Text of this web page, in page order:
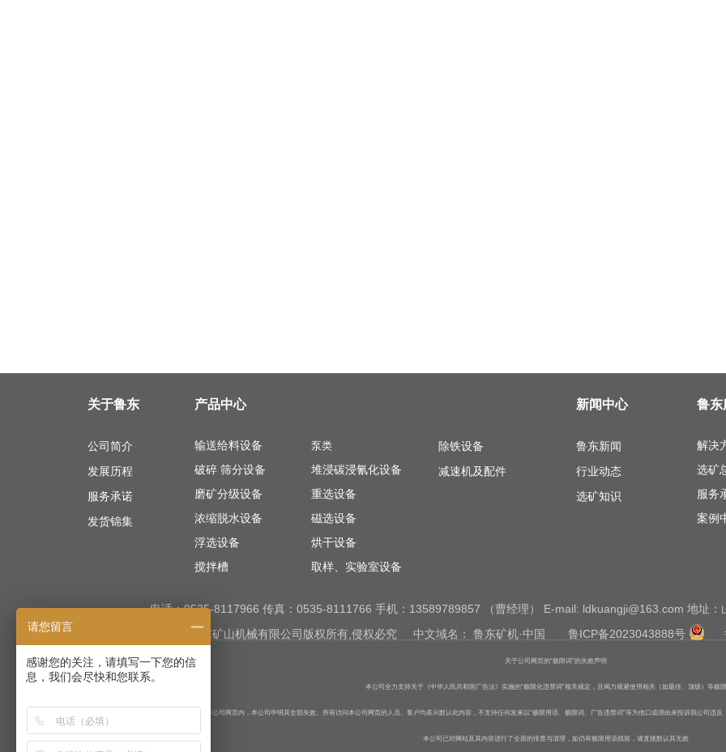
关于鲁东
鲁东新闻
行业动态
选矿知识
解决
选矿
服务
案例
产品中心 新闻中心 鲁东
电话：0535-8117966 传真：0535-8111766 手机：13589789857 （曹经理） E-mail: ldkuangji@163.com 地址
Copyright ©招远市鲁东矿山机械有限公司版权所有,侵权必究 中文域名： 鲁东矿机·中国 鲁ICP备2023043888号
输送给料设备
破碎 筛分设备
磨矿分级设备
浓缩脱水设备
浮选设备
搅拌槽
泵类
堆浸碳浸氰化设备
重选设备
磁选设备
烘干设备
取样、实验室设备
除铁设备
减速机及配件
公司简介
发展历程
服务承诺
发货锦集
关于公司网页的“极限词”的失效声明
本公司全力支持关于《中华人民共和国广告法》实施的“极限化违禁词”相关规定，且竭力规避使用相关（如最佳、顶级）等极
如果还有“极限化违禁词”用在本公司网页内，本公司申明其全部失效。所有访问本公司网页的人员、客户均表示默认此内容，不支持任何发来以“极限用语、极限词、广告违禁词”等为借口或理由来投诉我公司违
本公司已对网站及其内容进行了全面的排查与清理，如仍有极限用语残留，请直接默认其无效
请您留言
感谢您的关注，请填写一下您的信
息，我们会尽快和您联系。